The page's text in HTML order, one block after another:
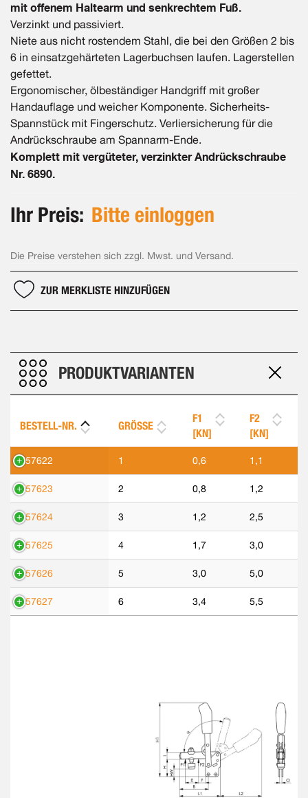
mit offenem Haltearm und senkrechtem Fuß.
Verzinkt und passiviert.
Niete aus nicht rostendem Stahl, die bei den Größen 2 bis
6 in einsatzgehärteten Lagerbuchsen laufen. Lagerstellen
gefettet.
Ergonomischer, ölbeständiger Handgriff mit großer
Handauflage und weicher Komponente. Sicherheits-
Spannstück mit Fingerschutz. Verliersicherung für die
Andrückschraube am Spannarm-Ende.
Komplett mit vergüteter, verzinkter Andrückschraube
Nr. 6890.
Ihr Preis: Bitte einloggen
Die Preise verstehen sich zzgl. Mwst. und Versand.
ZUR MERKLISTE HINZUFÜGEN
PRODUKTVARIANTEN
BESTELL-NR. GRÖSSE
F1
[KN]
F2
[KN]
557622 1 0,6 1,1
557623 2 0,8 1,2
557624 3 1,2 2,5
557625 4 1,7 3,0
557626 5 3,0 5,0
557627 6 3,4 5,5